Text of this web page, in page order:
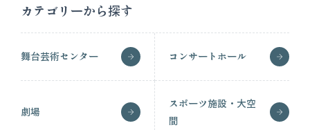
カテゴリーから探す
舞台芸術センター コンサートホール
劇場
スポーツ施設・大空
間